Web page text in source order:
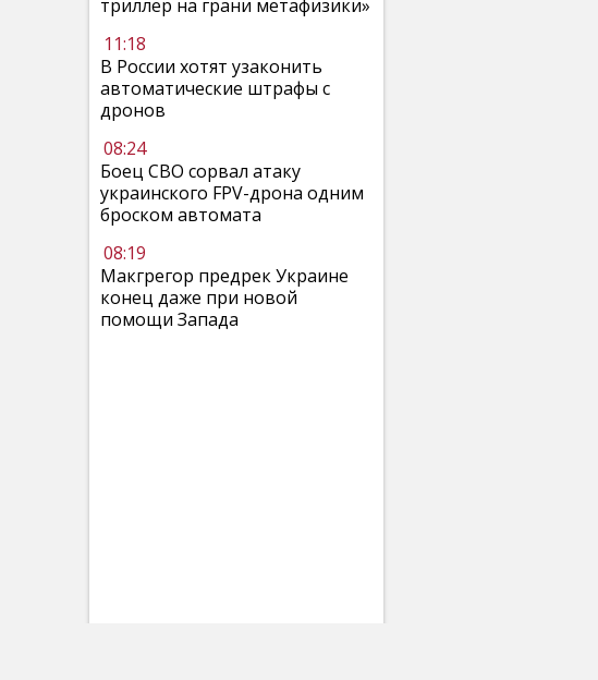
триллер на грани метафизики»
11:18
В России хотят узаконить
автоматические штрафы с
дронов
08:24
Боец СВО сорвал атаку
украинского FPV-дрона одним
броском автомата
08:19
Макгрегор предрек Украине
конец даже при новой
помощи Запада